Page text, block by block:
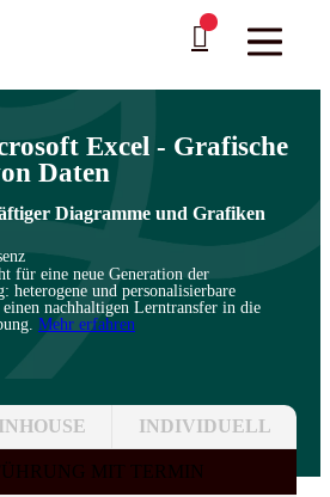
Weiterbildung & Schulungen in Deutschland
Excel - Grafische
Daten
Diagramme und Grafiken
für eine neue Generation der
heterogene und personalisierbare
nachhaltigen Lerntransfer in die
Mehr erfahren
INHOUSE INDIVIDUELL
MIT TERMIN